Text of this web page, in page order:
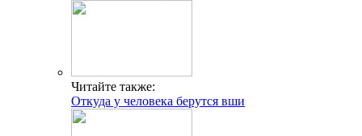
Читайте также:
Откуда у человека берутся вши